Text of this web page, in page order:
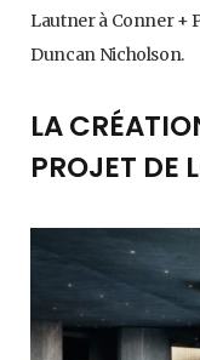
Lautner à Conner +
Duncan Nicholson.
LA
PROJET DE